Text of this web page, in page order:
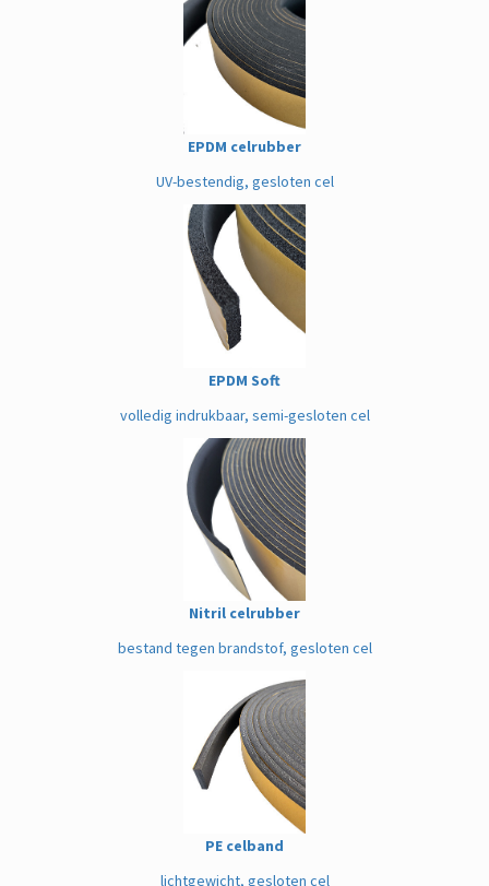
EPDM celrubber
UV-bestendig, gesloten cel
EPDM Soft
volledig indrukbaar, semi-gesloten cel
Nitril celrubber
bestand tegen brandstof, gesloten cel
PE celband
lichtgewicht, gesloten cel